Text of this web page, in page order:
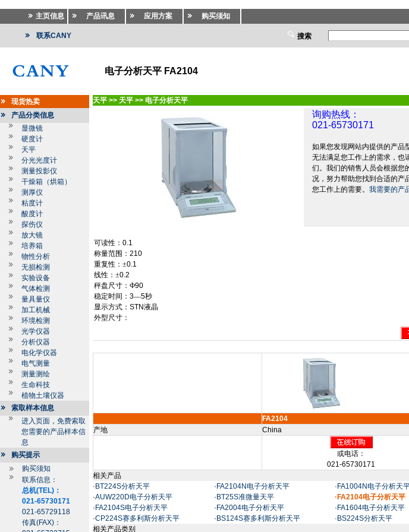
主页信息 产品讯息 应用方案 购买须知
联系CANY 搜索
电子分析天平 FA2104
现货热卖
产品分类信息
显微镜
硬度计
天平
分光光度计
测量投影仪
干燥箱（烘箱）
测厚仪
粘度计
酸度计
探伤仪
放大镜
培养箱
物性分析
无损检测
实验设备
气体检测
量具量仪
加工机械
环境检测
光学仪器
分析仪器
电化学仪器
电气测量
测量测绘
生命科技
植物土壤仪器
索取样本信息
进入页面，免费索取
您需要的产品样本信
息
购买提示
购买须知
联系信息：
总机(TEL)：
021-65730171
021-65729118
传真(FAX)：
天平 >> 天平 >> 电子分析天平
询购热线：
021-65730171
如果您发现网站内提供的产品
无法满足您工作上的需求，也
们。我们的销售人员会根据您
况，努力帮助您找到合适的产
您工作上的需要。 我需要的产
可读性： 0.1
称量范围： 210
重复性：±0.1
线性：±0.2
秤盘尺寸：Ф90
稳定时间： 3—5秒
显示方式： STN液晶
外型尺寸：
FA2104
产地
China
或电话：
021-65730171
相关产品
· BT224S分析天平 · FA2104N电子分析天平 · FA1004N电子分析天
·AUW220D电子分析天平 · BT25S准微量天平
·FA2104电子分析天平
· FA2104S电子分析天平 · FA2004电子分析天平 · FA1604电子分析天平
·CP224S赛多利斯分析天平 · BS124S赛多利斯分析天平 · BS224S分析天平
相关产品类别